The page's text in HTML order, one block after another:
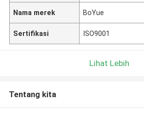
Nama merek BoYue
Sertifikasi ISO9001
Lihat Lebih
Tentang kita